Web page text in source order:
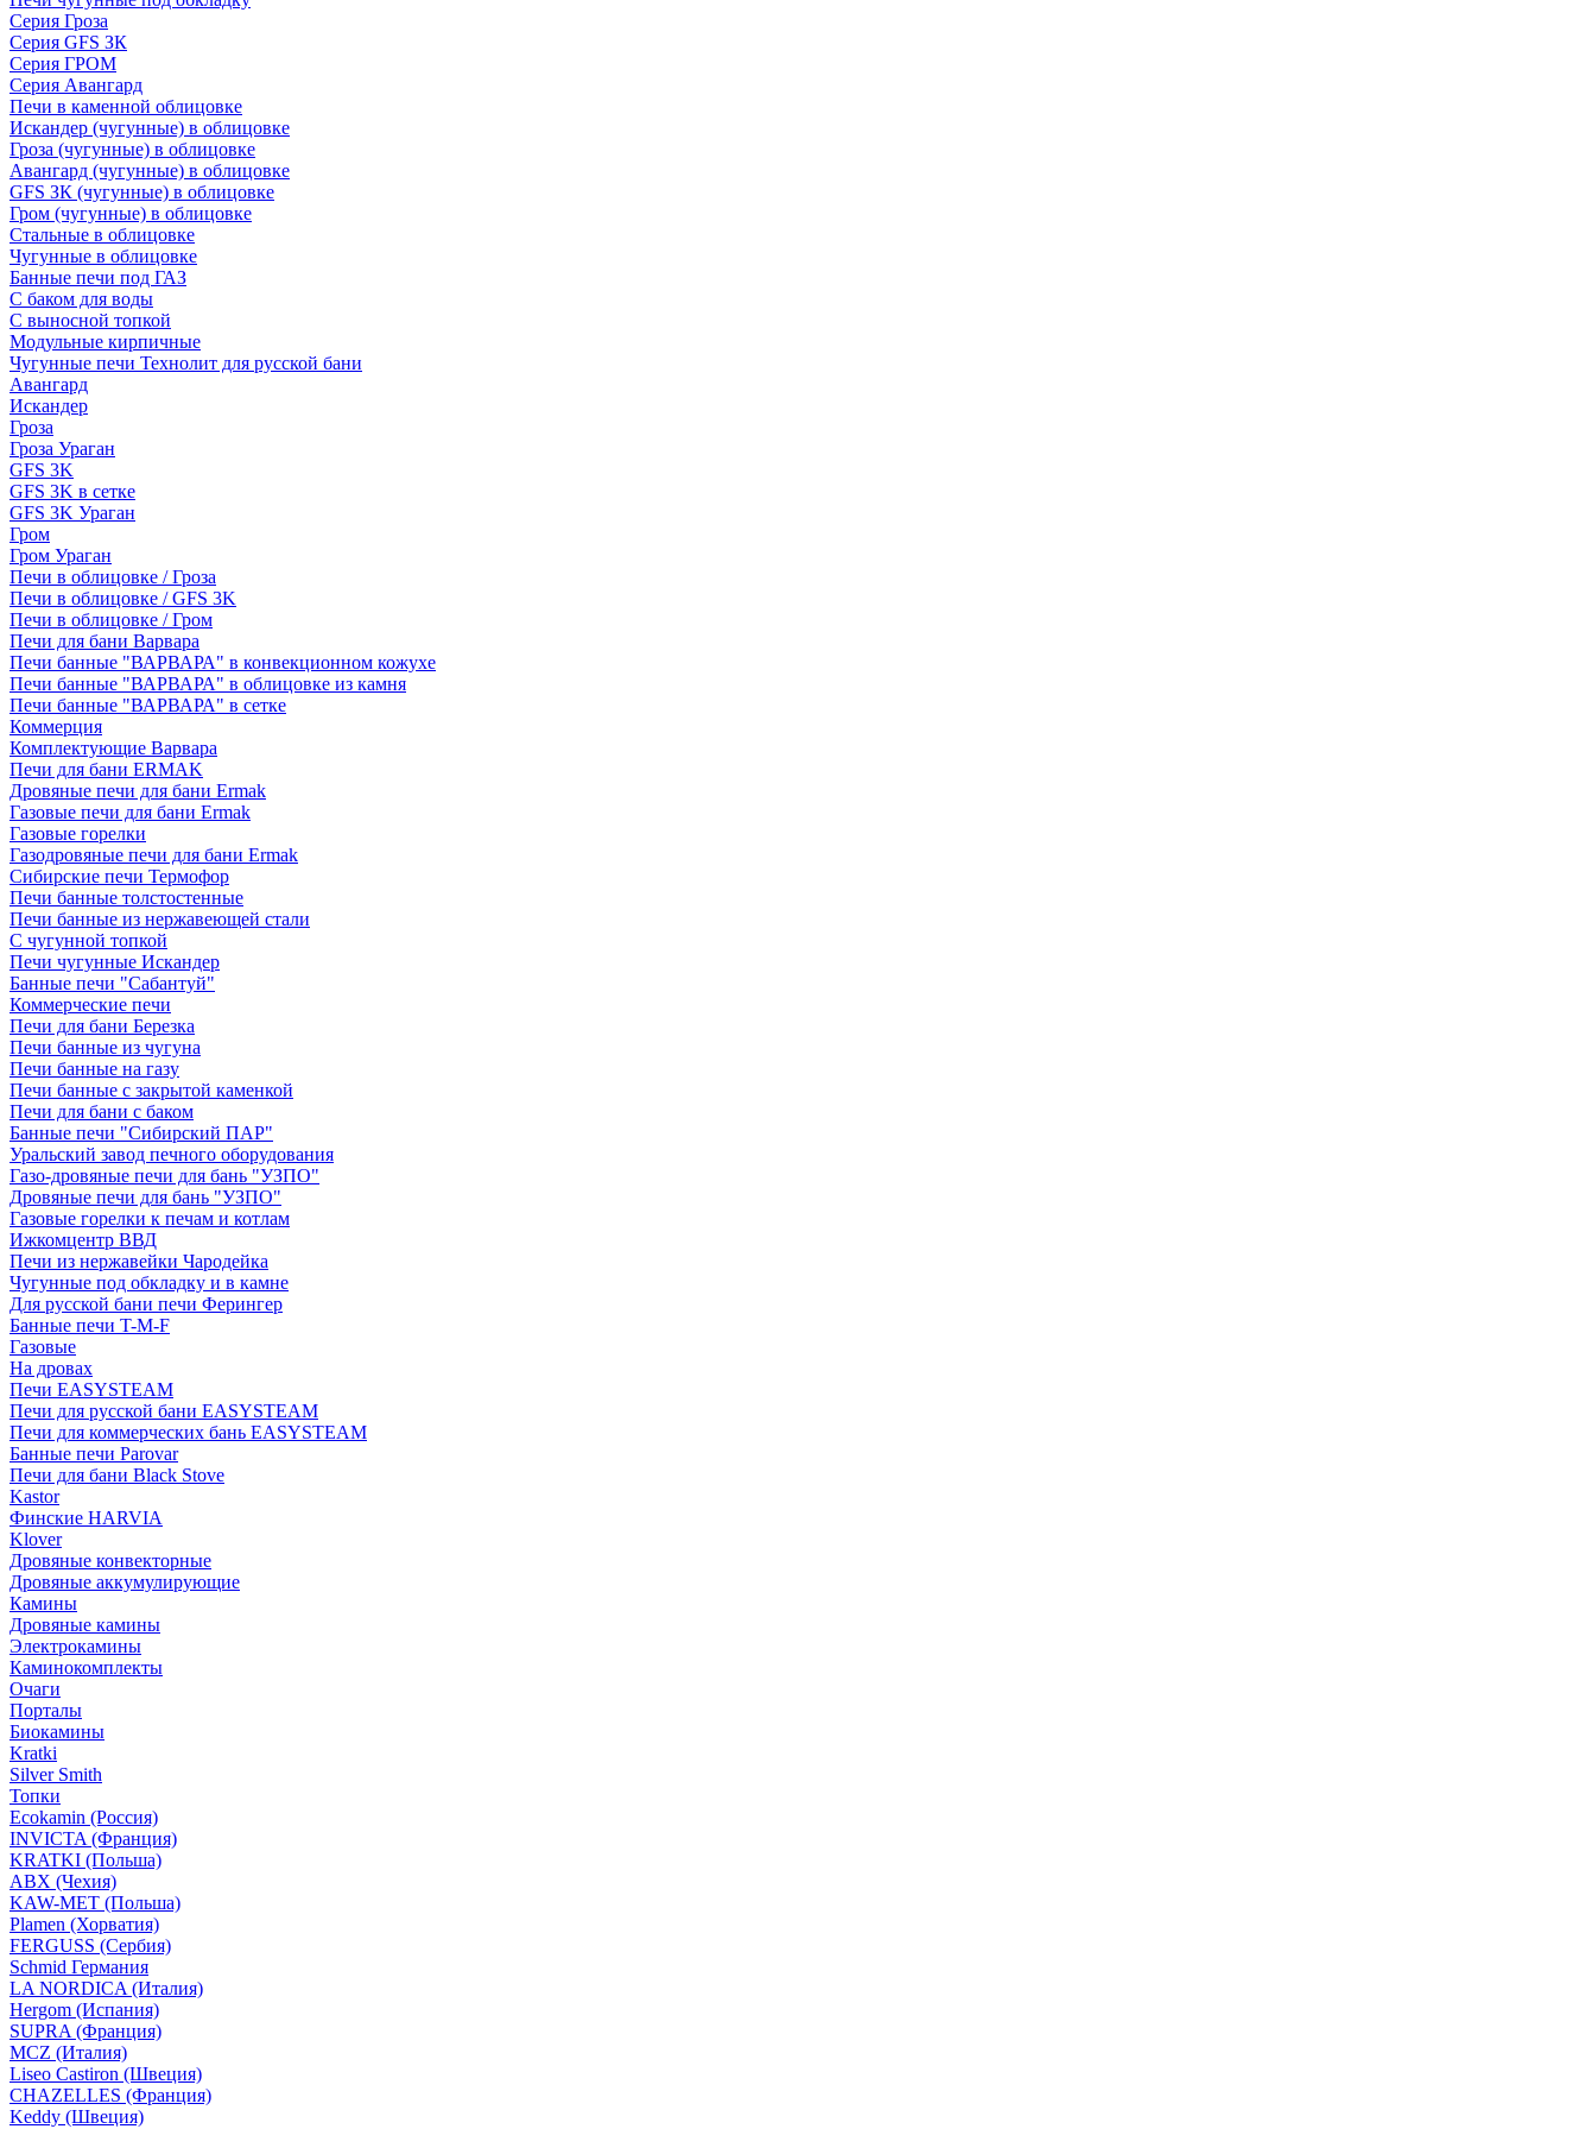
Серия Гроза
Серия GFS ЗК
Серия ГРОМ
Серия Авангард
Печи в каменной облицовке
Искандер (чугунные) в облицовке
Гроза (чугунные) в облицовке
Авангард (чугунные) в облицовке
GFS ЗК (чугунные) в облицовке
Гром (чугунные) в облицовке
Стальные в облицовке
Чугунные в облицовке
Банные печи под ГАЗ
С баком для воды
С выносной топкой
Модульные кирпичные
Чугунные печи Технолит для русской бани
Авангард
Искандер
Гроза
Гроза Ураган
GFS 3K
GFS 3K в сетке
GFS 3K Ураган
Гром
Гром Ураган
Печи в облицовке / Гроза
Печи в облицовке / GFS 3K
Печи в облицовке / Гром
Печи для бани Варвара
Печи банные "ВАРВАРА" в конвекционном кожухе
Печи банные "ВАРВАРА" в облицовке из камня
Печи банные "ВАРВАРА" в сетке
Коммерция
Комплектующие Варвара
Печи для бани ERMAK
Дровяные печи для бани Ermak
Газовые печи для бани Ermak
Газовые горелки
Газодровяные печи для бани Ermak
Сибирские печи Термофор
Печи банные толстостенные
Печи банные из нержавеющей стали
С чугунной топкой
Печи чугунные Искандер
Банные печи "Сабантуй"
Коммерческие печи
Печи для бани Березка
Печи банные из чугуна
Печи банные на газу
Печи банные с закрытой каменкой
Печи для бани с баком
Банные печи "Сибирский ПАР"
Уральский завод печного оборудования
Газо-дровяные печи для бань "УЗПО"
Дровяные печи для бань "УЗПО"
Газовые горелки к печам и котлам
Ижкомцентр ВВД
Печи из нержавейки Чародейка
Чугунные под обкладку и в камне
Для русской бани печи Ферингер
Банные печи T-M-F
Газовые
На дровах
Печи EASYSTEAM
Печи для русской бани EASYSTEAM
Печи для коммерческих бань EASYSTEAM
Банные печи Parovar
Печи для бани Black Stove
Kastor
Финские HARVIA
Klover
Дровяные конвекторные
Дровяные аккумулирующие
Камины
Дровяные камины
Электрокамины
Каминокомплекты
Очаги
Порталы
Биокамины
Kratki
Silver Smith
Топки
Ecokamin (Россия)
INVICTA (Франция)
KRATKI (Польша)
ABX (Чехия)
KAW-MET (Польша)
Plamen (Хорватия)
FERGUSS (Сербия)
Schmid Германия
LA NORDICA (Италия)
Hergom (Испания)
SUPRA (Франция)
MCZ (Италия)
Liseo Castiron (Швеция)
CHAZELLES (Франция)
Keddy (Швеция)